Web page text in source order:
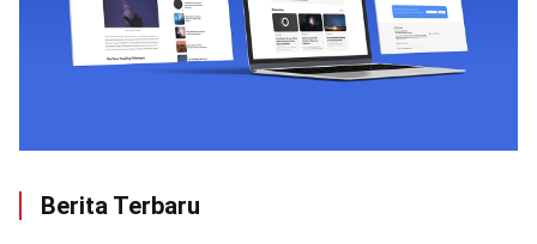
Berita Terbaru